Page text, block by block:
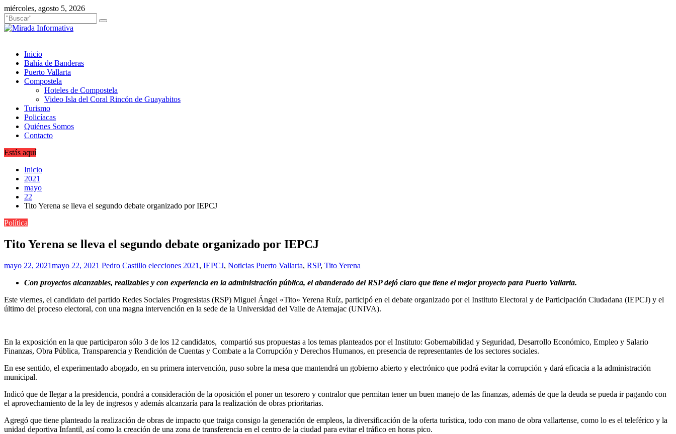
Saltar
al
contenido
miércoles, agosto 5, 2026
Inicio
Bahía de Banderas
Puerto Vallarta
Compostela
Hoteles de Compostela
Video Isla del Coral Rincón de Guayabitos
Turismo
Policíacas
Quiénes Somos
Contacto
Estás aquí
Inicio
2021
mayo
22
Tito Yerena se lleva el segundo debate organizado por IEPCJ
Política
Tito Yerena se lleva el segundo debate organizado por IEPCJ
mayo 22, 2021mayo 22, 2021 Pedro Castillo elecciones 2021 , IEPCJ, Noticias Puerto Vallarta, RSP, Tito Yerena
Con proyectos alcanzables, realizables y con experiencia en la administración pública, el abanderado del RSP dejó claro que tiene el mejor proyecto para Puerto Vallarta.
Este viernes, el candidato del partido Redes Sociales Progresistas (RSP) Miguel Ángel «Tito» Yerena Ruíz, participó en el debate organizado por el Instituto Electoral y de Participación Ciudadana (IEPCJ) y el
último del proceso electoral, con una magna intervención en la sede de la Universidad del Valle de Atemajac (UNIVA).
En la exposición en la que participaron sólo 3 de los 12 candidatos, compartió sus propuestas a los temas planteados por el Instituto: Gobernabilidad y Seguridad, Desarrollo Económico, Empleo y Salario
Finanzas, Obra Pública, Transparencia y Rendición de Cuentas y Combate a la Corrupción y Derechos Humanos, en presencia de representantes de los sectores sociales.
En ese sentido, el experimentado abogado, en su primera intervención, puso sobre la mesa que mantendrá un gobierno abierto y electrónico que podrá evitar la corrupción y dará eficacia a la administración
municipal.
Indicó que de llegar a la presidencia, pondrá a consideración de la oposición el poner un tesorero y contralor que permitan tener un buen manejo de las finanzas, además de que la deuda se pueda ir pagando con
el aprovechamiento de la ley de ingresos y además alcanzaría para la realización de obras prioritarias.
Agregó que tiene planteado la realización de obras de impacto que traiga consigo la generación de empleos, la diversificación de la oferta turística, todo con mano de obra vallartense, como lo es el teleférico y la
unidad deportiva Infantil, así como la creación de una zona de transferencia en el centro de la ciudad para evitar el tráfico en horas pico.